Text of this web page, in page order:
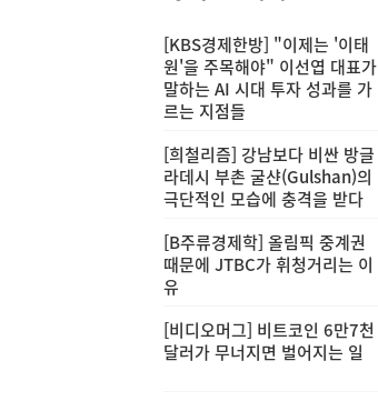
[KBS경제한방] "이제는 '이태
원'을 주목해야" 이선엽 대표가
말하는 AI 시대 투자 성과를 가
르는 지점들
[희철리즘] 강남보다 비싼 방글
라데시 부촌 굴샨(Gulshan)의
극단적인 모습에 충격을 받다
[B주류경제학] 올림픽 중계권
때문에 JTBC가 휘청거리는 이
유
[비디오머그] 비트코인 6만7천
달러가 무너지면 벌어지는 일